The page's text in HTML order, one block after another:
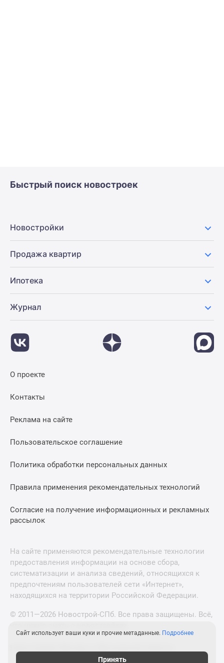
Быстрый поиск новостроек
Новостройки
Продажа квартир
Ипотека
Журнал
О проекте
Контакты
Реклама на сайте
Пользовательское соглашение
Политика обработки персональных данных
Правила применения рекомендательных технологий
Согласие на получение информационных и рекламных
рассылок
На сайте применяются рекомендательные технологии
предоставления информации на основе сбора,
систематизации и анализа сведений, относящихся к
предпочтениям пользователей сети «Интернет»,
находящихся на территории Российской Федерации.
© 2011—2026 Новострой-СПб. Все права защищены. Всё,
Сайт использует ваши куки и прочие метаданные. Подробнее
Принять